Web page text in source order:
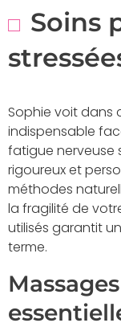
Soins
Sophie voit dans
indispensable
fatigue nerveuse
rigoureux et
méthodes
la fragilité de
utilisés garantit
terme.